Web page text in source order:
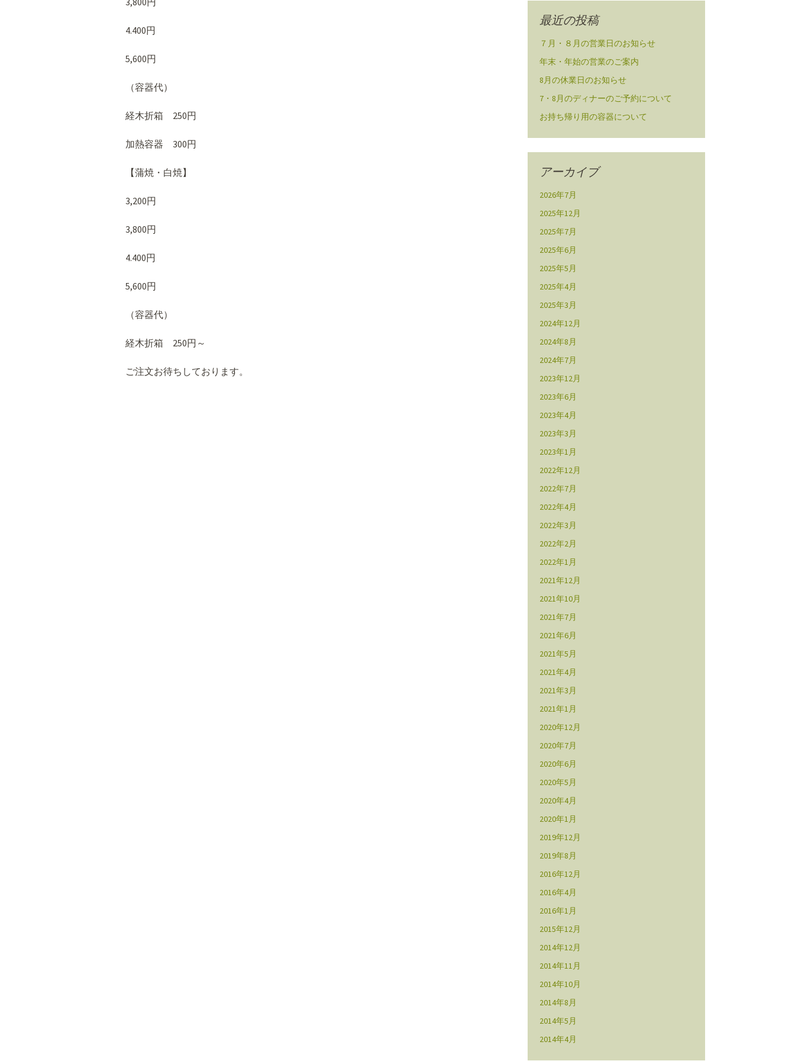
4.400円
5,600円
（容器代）
経木折箱 250円
加熱容器 300円
【蒲焼・白焼】
3,200円
3,800円
4.400円
5,600円
（容器代）
経木折箱 250円～
ご注文お待ちしております。
最近の投稿
７月・８月の営業日のお知らせ
年末・年始の営業のご案内
8月の休業日のお知らせ
7・8月のディナーのご予約について
お持ち帰り用の容器について
アーカイブ
2026年7月
2025年12月
2025年7月
2025年6月
2025年5月
2025年4月
2025年3月
2024年12月
2024年8月
2024年7月
2023年12月
2023年6月
2023年4月
2023年3月
2023年1月
2022年12月
2022年7月
2022年4月
2022年3月
2022年2月
2022年1月
2021年12月
2021年10月
2021年7月
2021年6月
2021年5月
2021年4月
2021年3月
2021年1月
2020年12月
2020年7月
2020年6月
2020年5月
2020年4月
2020年1月
2019年12月
2019年8月
2016年12月
2016年4月
2016年1月
2015年12月
2014年12月
2014年11月
2014年10月
2014年8月
2014年5月
2014年4月